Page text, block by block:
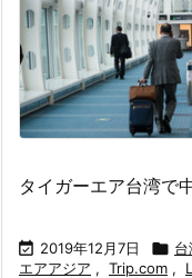
タイガーエア台湾で
 2019年12月7日 
エアアジア , Trip.com ,